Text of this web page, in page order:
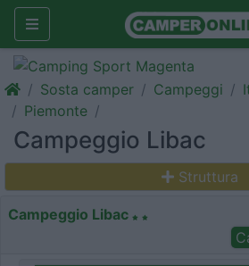
Sosta camper Campeggi
Piemonte
Campeggio Libac
Struttura
Campeggio Libac